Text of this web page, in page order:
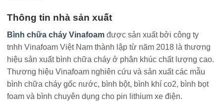
Thông tin nhà sản xuất
Bình chữa cháy Vinafoam được sản xuất bởi công ty
tnhh Vinafoam Việt Nam thành lập từ năm 2018 là thương
hiệu sản xuất bình chữa cháy ở phân khúc chất lượng cao.
Thương hiệu Vinafoam nghiên cứu và sản xuất các mẫu
bình chữa cháy gốc nước, bình bột, bình khí co2, bình bọt
foam và bình chuyên dụng cho pin lithium xe điện.